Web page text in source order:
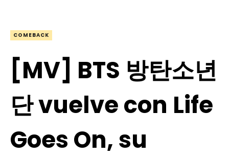
COMEBACK
[MV] BTS 방탄소년
단 vuelve con Life
Goes On, su